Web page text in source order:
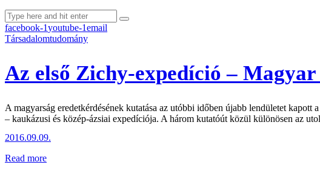
facebook-1youtube-1email
Társadalomtudomány
Az első Zichy-expedíció –
A magyarság eredetkérdésének kutatása az utóbbi időben újabb lendületet
– kaukázusi és közép-ázsiai expedíciója. A három kutatóút közül különösen az
2016.09.09.
Read more